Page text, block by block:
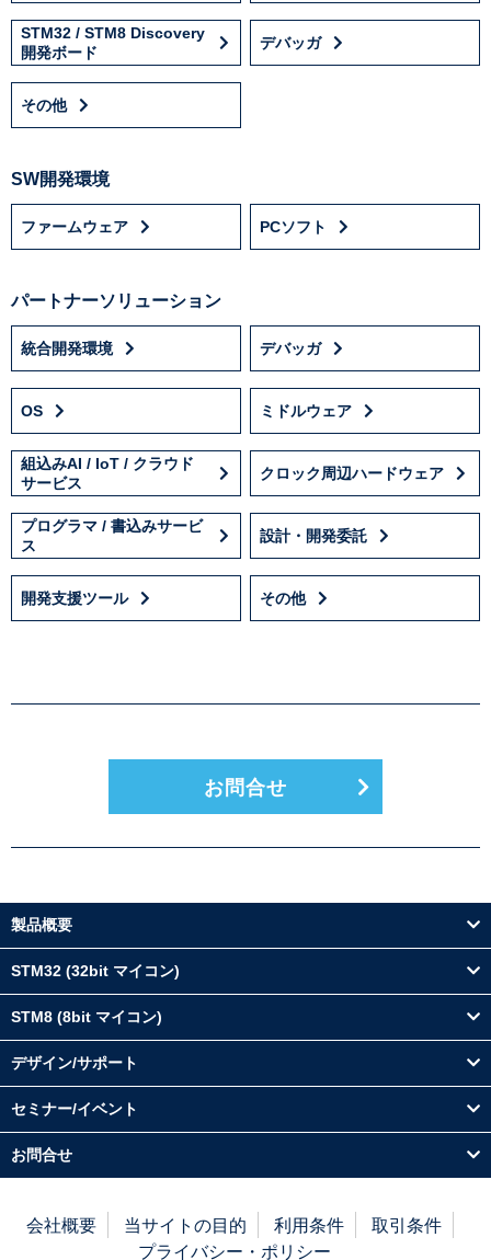
STM32 / STM8 Discovery
開発ボード
デバッガ
その他
SW開発環境
ファームウェア PCソフト
パートナーソリューション
統合開発環境 デバッガ
OS ミドルウェア
組込みAI / IoT / クラウド
サービス
クロック周辺ハードウェア
プログラマ / 書込みサービ
ス
設計・開発委託
開発支援ツール その他
お問合せ
製品概要
STM32 (32bit マイコン)
STM8 (8bit マイコン)
デザイン/サポート
セミナー/イベント
お問合せ
会社概要 当サイトの目的 利用条件
取引条件
プライバシー・ポリシー